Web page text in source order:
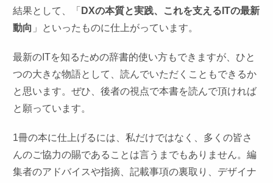
結果として、「 DXの本質と実践、これを支えるITの最新
動向 」といったものに仕上がっています。
最新のITを知るための辞書的使い方もできますが、ひと
つの大きな物語として、読んでいただくこともできるか
と思います。ぜひ、後者の視点で本書を読んで頂ければ
と願っています。
1冊の本に仕上げるには、私だけではなく、多くの皆さ
んのご協力の賜であることは言うまでもありません。編
集者のアドバイスや指摘、記載事項の裏取り、デザイナ